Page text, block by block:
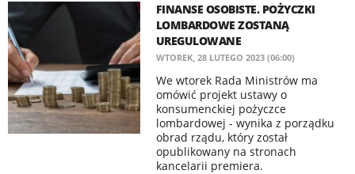
FINANSE OSOBISTE. POŻYCZKI
LOMBARDOWE ZOSTANĄ
UREGULOWANE
WTOREK, 28 LUTEGO 2023 (06:00)
We wtorek Rada Ministrów ma
omówić projekt ustawy o
konsumenckiej pożyczce
lombardowej - wynika z porządku
obrad rządu, który został
opublikowany na stronach
kancelarii premiera.